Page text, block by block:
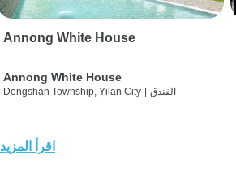
Annong White House
Annong White House
Dongshan Township, Yilan City | الفندق
اقرأ المزيد